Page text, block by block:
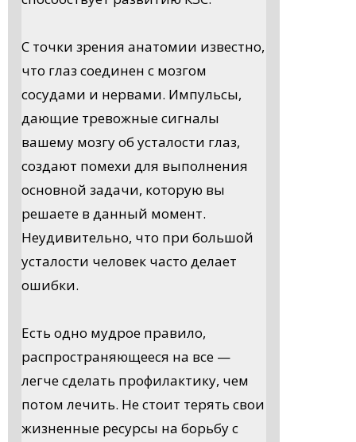
С точки зрения анатомии известно,
что глаз соединен с мозгом
сосудами и нервами. Импульсы,
дающие тревожные сигналы
вашему мозгу об усталости глаз,
создают помехи для выполнения
основной задачи, которую вы
решаете в данный момент.
Неудивительно, что при большой
усталости человек часто делает
ошибки.
Есть одно мудрое правило,
распространяющееся на все —
легче сделать профилактику, чем
потом лечить. Не стоит терять свои
жизненные ресурсы на борьбу с